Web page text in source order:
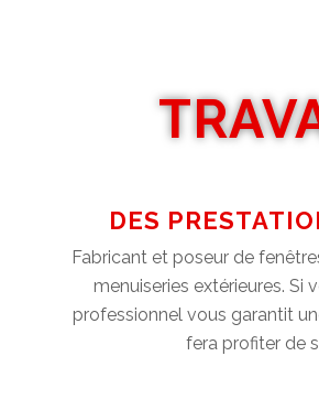
DES
Fabricant et poseur de
menuiseries extérieures.
professionnel vous garantit
fera profiter de